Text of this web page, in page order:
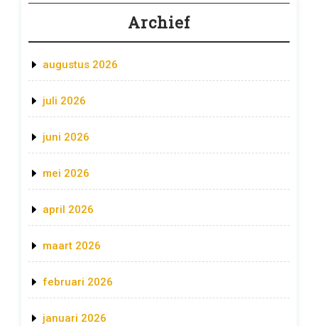
Archief
augustus 2026
juli 2026
juni 2026
mei 2026
april 2026
maart 2026
februari 2026
januari 2026